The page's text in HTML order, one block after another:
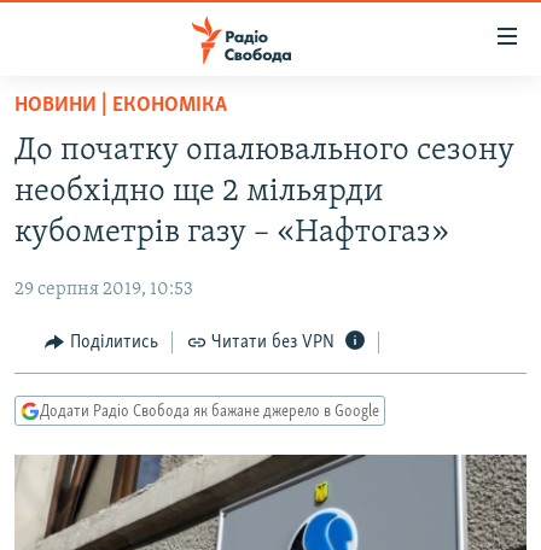
Перейти
основного
матеріалу
Перейти
до
основної
навігації
Перейти
до
пошуку
ВСЕ ЗА ДОБУ
СТАТТІ
ЕКОНОМІКА
СУСПІЛЬСТВО
УКРАЇНА
СВІТ
РОСІЙСЬКА «ФІЛЬТРАЦІЯ»
ДОНБАС.РЕАЛІЇ
ТИ ЯК?
СХЕМИ
КИТАЙ.ВИКЛИКИ
НОВИНИ | ЕКОНОМІКА
До початку опалювального сезону
необхідно ще 2 мільярди
кубометрів газу – «Нафтогаз»
29 серпня 2019, 10:53
Поділитись Читати без VPN
Додати Радіо Свобода як бажане джерело в Google